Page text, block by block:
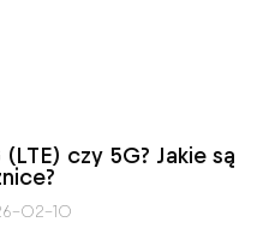
(LTE) czy 5G? Jakie są
02-10